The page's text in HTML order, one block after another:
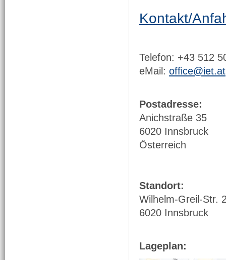
Kontakt/
Telefon: +43 512
eMail: office@iet.at
Postadresse:
Anichstraße 35
6020 Innsbruck
Österreich
Standort:
Wilhelm-Greil-Str.
6020 Innsbruck
Lageplan: